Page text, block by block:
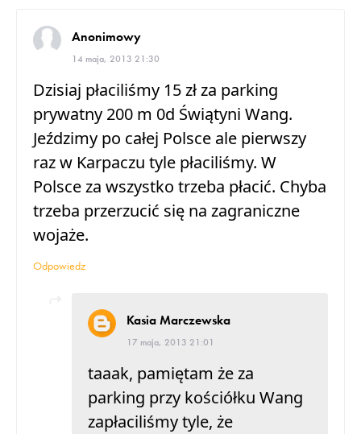
Anonimowy
14 maja, 2013 21:30
Dzisiaj płaciliśmy 15 zł za parking
prywatny 200 m 0d Świątyni Wang.
Jeździmy po całej Polsce ale pierwszy
raz w Karpaczu tyle płaciliśmy. W
Polsce za wszystko trzeba płacić. Chyba
trzeba przerzucić się na zagraniczne
wojaże.
Odpowiedz
Kasia Marczewska
17 maja, 2013 21:01
taaak, pamiętam że za
parking przy kościółku Wang
zapłaciliśmy tyle, że